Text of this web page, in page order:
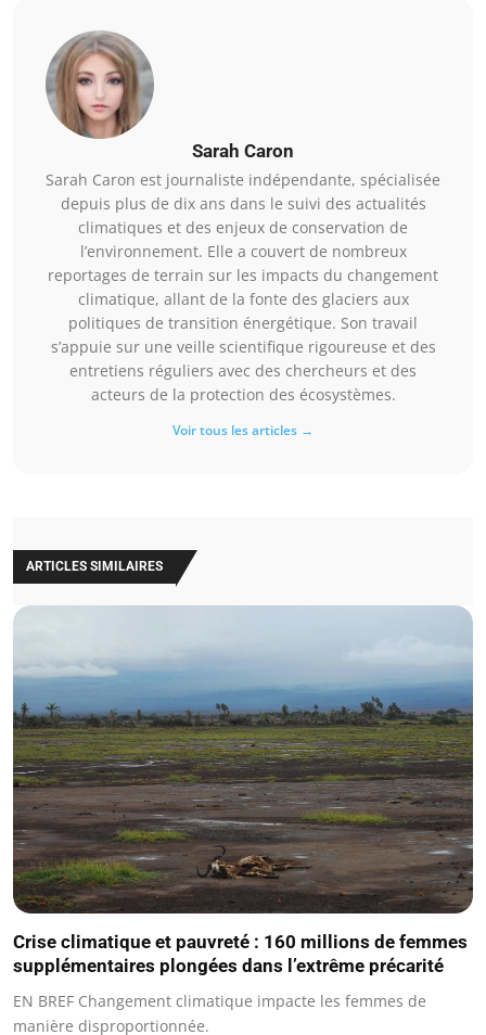
Sarah Caron
Sarah Caron est journaliste indépendante, spécialisée
depuis plus de dix ans dans le suivi des actualités
climatiques et des enjeux de conservation de
l’environnement. Elle a couvert de nombreux
reportages de terrain sur les impacts du changement
climatique, allant de la fonte des glaciers aux
politiques de transition énergétique. Son travail
s’appuie sur une veille scientifique rigoureuse et des
entretiens réguliers avec des chercheurs et des
acteurs de la protection des écosystèmes.
Voir tous les articles →
ARTICLES SIMILAIRES
Crise climatique et pauvreté : 160 millions de femmes
supplémentaires plongées dans l’extrême précarité
EN BREF Changement climatique impacte les femmes de
manière disproportionnée.